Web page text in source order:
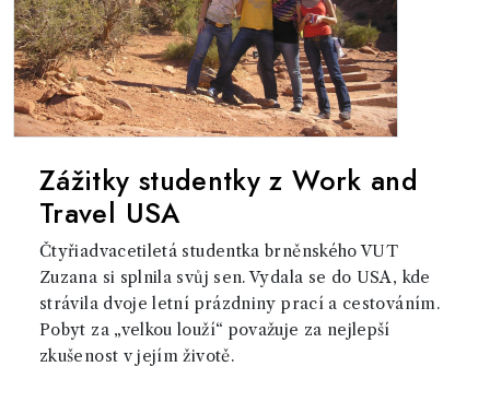
Zážitky studentky z Work and
Travel USA
Čtyřiadvacetiletá studentka brněnského VUT
Zuzana si splnila svůj sen. Vydala se do USA, kde
strávila dvoje letní prázdniny prací a cestováním.
Pobyt za „velkou louží“ považuje za nejlepší
zkušenost v jejím životě.